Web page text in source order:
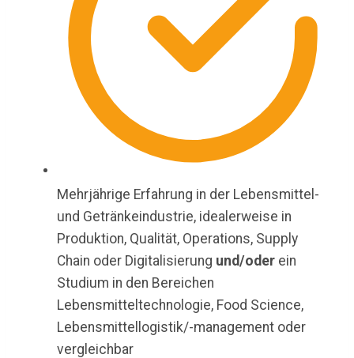
Mehrjährige Erfahrung in der Lebensmittel-
und Getränkeindustrie, idealerweise in
Produktion, Qualität, Operations, Supply
Chain oder Digitalisierung und/oder ein
Studium in den Bereichen
Lebensmitteltechnologie, Food Science,
Lebensmittellogistik/-management oder
vergleichbar